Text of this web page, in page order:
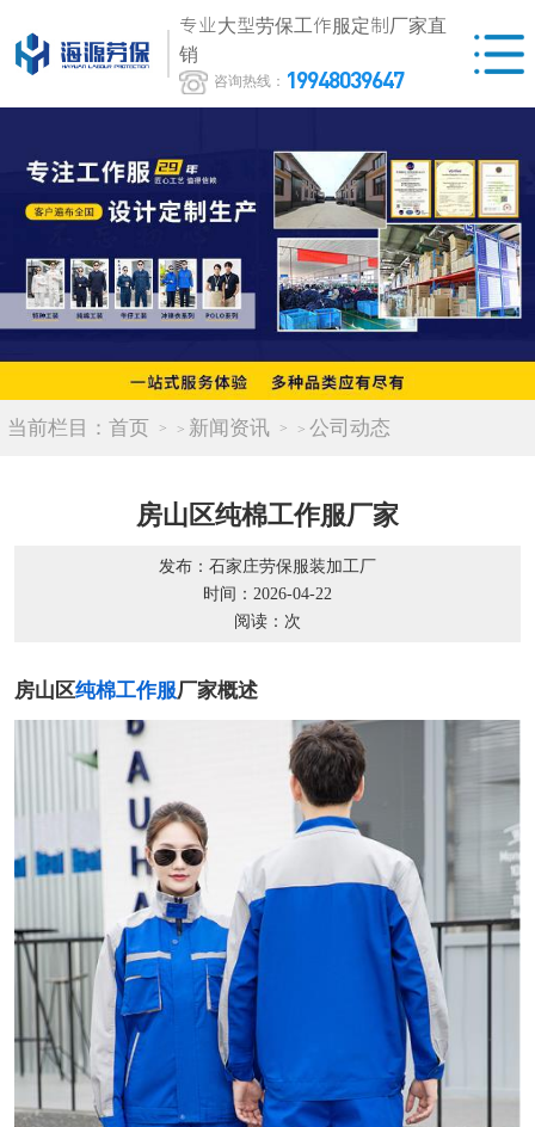
专业大型劳保工作服定制厂家直
销
咨询热线： 19948039647
当前栏目： 首页 > 新闻资讯 > 公司动态
房山区纯棉工作服厂家
发布：石家庄劳保服装加工厂
时间：2026-04-22
阅读： 次
房山区纯棉工作服厂家概述